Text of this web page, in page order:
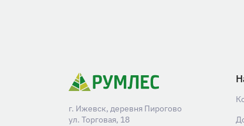
г. Ижевск, деревня Пирогово
ул. Торговая, 18